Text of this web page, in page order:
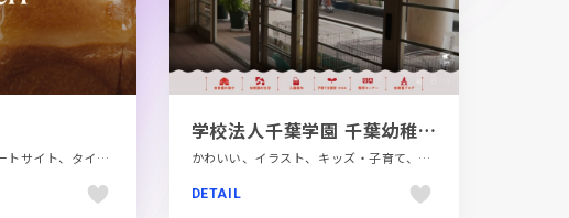
エレガント、コーポレートサイト、タイポグラフィー、ベージュ・ゴールド系、動画が流れる、飲食店・グルメ・ウェディング
学校法人千葉学園 千葉幼稚園｜青森県八戸市
かわいい、イラスト、キッズ・子育て、シンプル、ナチュラル、ホワイト系、レッド系、大きめ写真、教育・学校、施設・店舗サイト
DETAIL